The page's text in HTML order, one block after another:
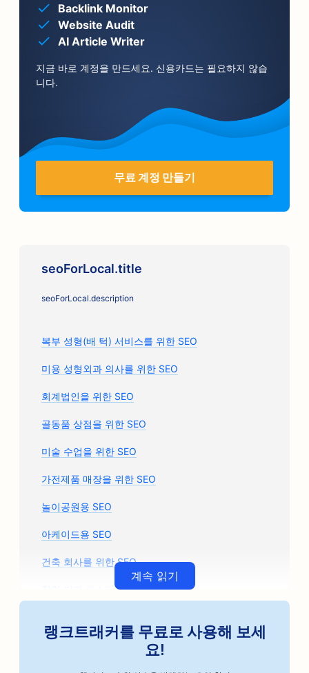
Backlink Monitor
Website Audit
AI Article Writer
지금 바로 계정을 만드세요. 신용카드는 필요하지 않습
니다.
무료 계정 만들기
seoForLocal.title
seoForLocal.description
복부 성형(배 턱) 서비스를 위한 SEO
미용 성형외과 의사를 위한 SEO
회계법인을 위한 SEO
골동품 상점을 위한 SEO
미술 수업을 위한 SEO
가전제품 매장을 위한 SEO
놀이공원용 SEO
아케이드용 SEO
건축 회사를 위한 SEO
장인 커피 로스터를 위한 SEO
자동차 정비소를 위한 SEO
계속 읽기
랭크트래커를 무료로 사용해 보세
요!